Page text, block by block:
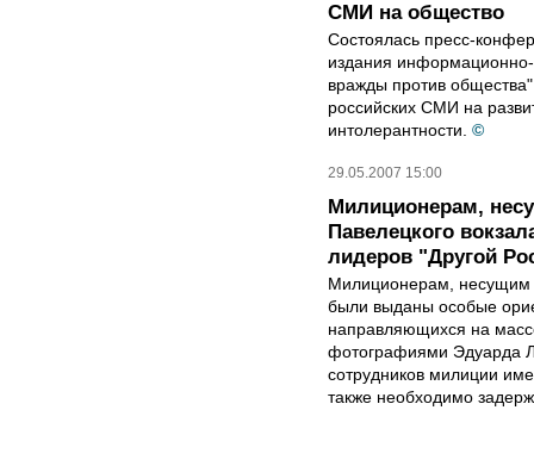
СМИ на общество
Состоялась пресс-
издания
вражды против
российских СМИ на
интолерантности. ©
29.05.2007 15:00
Милиционерам,
Павелецкого
лидеров "Другой
Милиционерам, несущим
были выданы особые
направляющихся на
фотографиями Эдуарда
сотрудников милиции
также необходимо